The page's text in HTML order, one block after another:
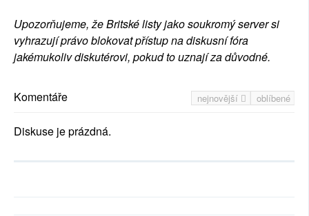
Upozorňujeme, že Britské listy jako soukromý server si
vyhrazují právo blokovat přístup na diskusní fóra
jakémukoliv diskutérovi, pokud to uznají za důvodné.
nejnovější oblíbené
Komentáře
Diskuse je prázdná.